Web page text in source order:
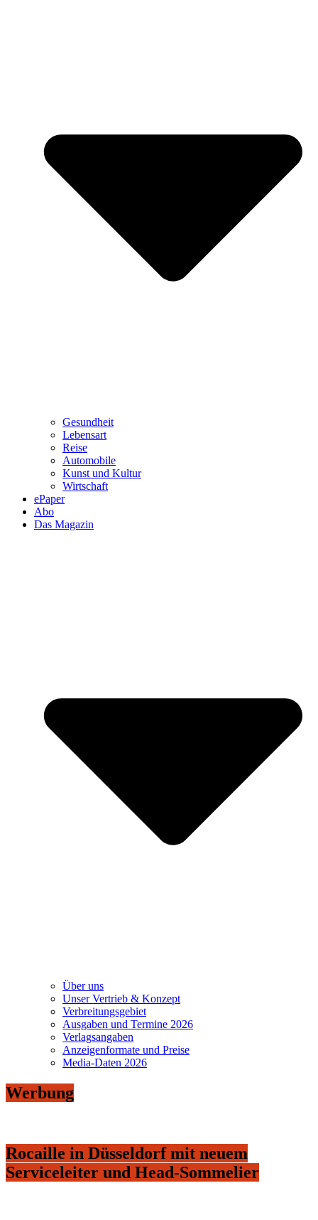
Gesundheit
Lebensart
Reise
Automobile
Kunst und Kultur
Wirtschaft
ePaper
Abo
Das Magazin
Über uns
Unser Vertrieb & Konzept
Verbreitungsgebiet
Ausgaben und Termine 2026
Verlagsangaben
Anzeigenformate und Preise
Media-Daten 2026
Werbung
Rocaille in Düsseldorf mit neuem
Serviceleiter und Head-Sommelier